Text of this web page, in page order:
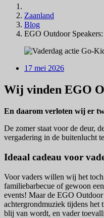
Zaanland
Blog
EGO Outdoor
17 mei 2026
Wij vinden EGO
En daarom verloten wij er
De zomer staat voor de deur,
vergadering in de buitenlucht
Ideaal cadeau voor
Voor vaders willen wij het
familiebarbecue of gewoon
events! Maar de EGO
achtergrondmuziek tijdens het
blij van wordt, en vader